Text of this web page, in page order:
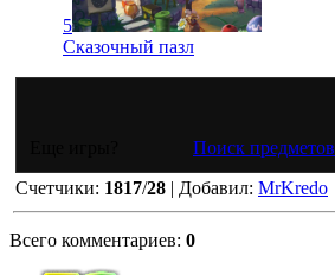
5
Сказочный пазл
Поиск предметов
Счетчики: 1817/28 | Добавил: MrKredo
Всего комментариев: 0